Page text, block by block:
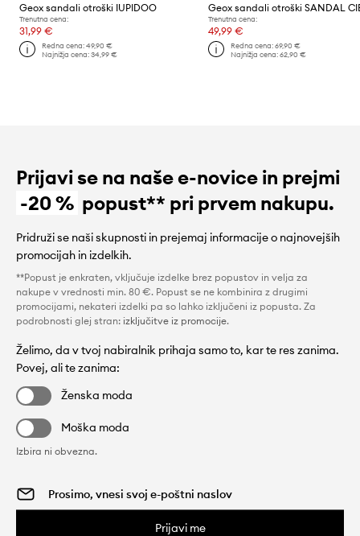
Geox sandali otroški IUPIDOO
Trenutna cena:
31,99 €
Redna cena:49,90 €
Najnižja cena:34,99 €
Trenutna cena:
49,99 €
Redna cena: 69,90 €
Najnižja cena: 62,90 €
Prijavi se na naše e-novice in prejmi
-20 % popust** pri prvem nakupu.
Pridruži se naši skupnosti in prejemaj informacije o najnovejših
promocijah in izdelkih.
**Popust je enkraten, vključuje izdelke brez popustov in velja za
nakupe v vrednosti min. 80 €. Popust se ne kombinira z drugimi
promocijami, nekateri izdelki pa so lahko izključeni iz popusta. Za
podrobnosti glej stran: izključitve iz promocije.
Želimo, da v tvoj nabiralnik prihaja samo to, kar te res zanima.
Povej, ali te zanima:
Ženska moda
Moška moda
Izbira ni obvezna.
Prijavi me